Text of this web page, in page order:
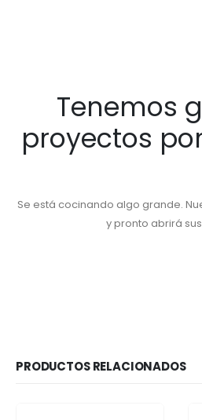
Tenemos
proyectos
Se está cocinando algo grande.
y pronto abrirá
PRODUCTOS RELACIONADOS